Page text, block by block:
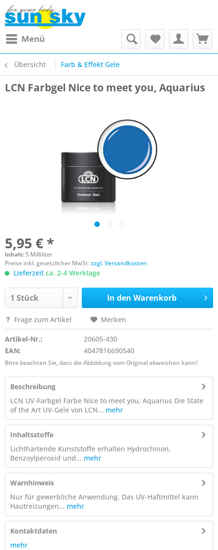
Menü
Übersicht Farb & Effekt Gele
LCN Farbgel Nice to meet you, Aquarius
5,95 € *
Inhalt: 5 Milliliter
Preise inkl. gesetzlicher MwSt.zzgl. Versandkosten
Lieferzeit ca. 2-4 Werktage
In den Warenkorb
Frage zum Artikel Merken
Artikel-Nr.:
20605-430
EAN:
4047816690540
Bitte beachten Sie, dass die Abbildung vom Original abweichen kann!
Beschreibung
LCN UV-Farbgel Farbe Nice to meet you, Aquarius Die State
of the Art UV-Gele von LCN... mehr
Inhaltsstoffe
Lichthärtende Kunststoffe erhalten Hydrochinon,
Benzoylperoxid und... mehr
Warnhinweis
Nur für gewerbliche Anwendung. Das UV-Haftmittel kann
Hautreizungen... mehr
Kontaktdaten
mehr